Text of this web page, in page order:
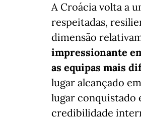
A Croácia volta a
respeitadas,
dimensão
impressionante
as equipas mais
lugar alcançado
lugar conquistado
credibilidade